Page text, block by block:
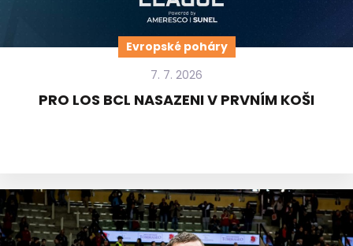
Evropské poháry
7. 7. 2026
PRO LOS BCL NASAZENI V PRVNÍM KOŠI